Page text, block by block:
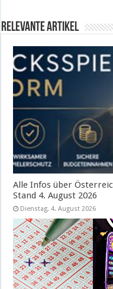
Relevante Artikel
Alle Infos über
Stand 4. August 2026
Dienstag, 4. August 2026